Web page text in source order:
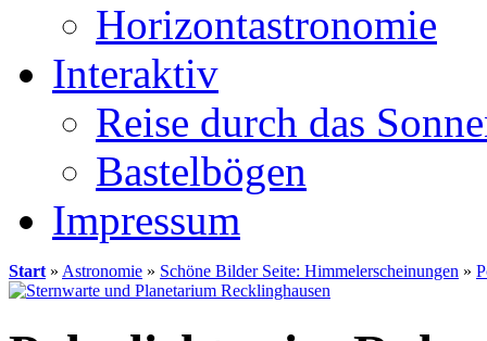
Horizontastronomie
Interaktiv
Reise durch das
Bastelbögen
Impressum
Start » Astronomie » Schöne Bilder Seite: Himmelerscheinungen »